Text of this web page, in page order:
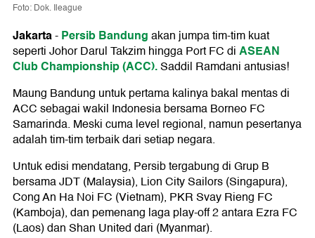
Foto: Dok. Ileague
Jakarta-Persib Bandungakan jumpa tim-tim kuat
seperti Johor Darul Takzim hingga Port FC diASEAN
Club Championship (ACC).Saddil Ramdani antusias!
Maung Bandung untuk pertama kalinya bakal mentas di
ACC sebagai wakil Indonesia bersama Borneo FC
Samarinda. Meski cuma level regional, namun pesertanya
adalah tim-tim terbaik dari setiap negara.
Untuk edisi mendatang, Persib tergabung di Grup B
bersama JDT (Malaysia), Lion City Sailors (Singapura),
Cong An Ha Noi FC (Vietnam), PKR Svay Rieng FC
(Kamboja), dan pemenang laga play-off 2 antara Ezra FC
(Laos) dan Shan United dari (Myanmar).